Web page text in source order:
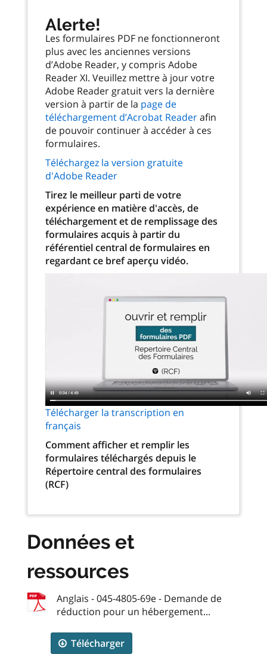
Alerte!
Les formulaires PDF ne fonctionneront
plus avec les anciennes versions
d’Adobe Reader, y compris Adobe
Reader XI. Veuillez mettre à jour votre
Adobe Reader gratuit vers la dernière
version à partir de la page de
téléchargement d’Acrobat Readerafin
de pouvoir continuer à accéder à ces
formulaires.
Téléchargez la version gratuite
d'Adobe Reader
Tirez le meilleur parti de votre
expérience en matière d'accès, de
téléchargement et de remplissage des
formulaires acquis à partir du
référentiel central de formulaires en
regardant ce bref aperçu vidéo.
Télécharger la transcription en
français
Comment afficher et remplir les
formulaires téléchargés depuis le
Répertoire central des formulaires
(RCF)
Données et
ressources
Anglais - 045-4805-69e - Demande de
réduction pour un hébergement...
Télécharger